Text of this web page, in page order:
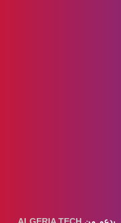
. بدعم منALGERIA TECH